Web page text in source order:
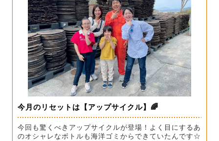
今月のリセットは【アップサイクル】🌈
今回も驚くべきアップサイクルが登場！よく目にするあ
のオシャレなボトルも海洋ゴミからできていたんです☆